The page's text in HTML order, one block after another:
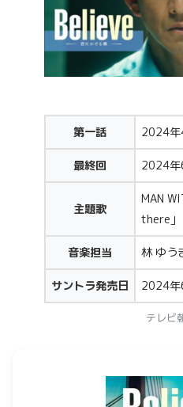
第一話 2024年
最終回 2024年
主題歌
MAN
there」
音楽担当 林 ゆう
サントラ発売日 2024
テレビ